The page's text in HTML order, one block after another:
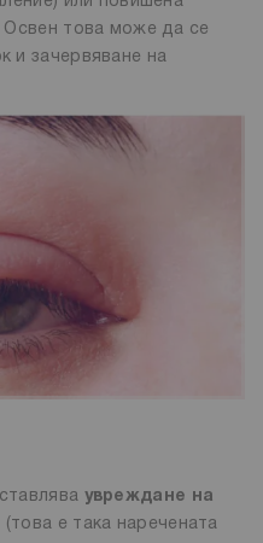
Освен това може да се
и зачервяване на
увреждане на
(това е така наречената